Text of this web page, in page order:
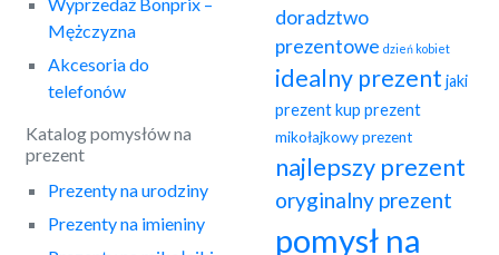
Mężczyzna
Akcesoria do
telefonów
Katalog pomysłów na
prezent
Prezenty na urodziny
Prezenty na imieniny
doradztwo
prezentowe dzień kobiet
idealny prezent jaki
prezentkup prezent
mikołajkowy prezent
najlepszy prezent
oryginalny prezent
pomysł na